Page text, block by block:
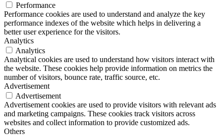
Performance
Performance cookies are used to understand and analyze the key
performance indexes of the website which helps in delivering a
better user experience for the visitors.
Analytics
Analytics
Analytical cookies are used to understand how visitors interact with
the website. These cookies help provide information on metrics the
number of visitors, bounce rate, traffic source, etc.
Advertisement
Advertisement
Advertisement cookies are used to provide visitors with relevant ads
and marketing campaigns. These cookies track visitors across
websites and collect information to provide customized ads.
Others